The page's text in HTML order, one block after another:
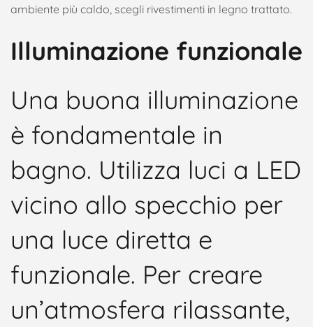
ambiente più caldo, scegli rivestimenti in legno trattato.
Illuminazione funzionale
Una buona illuminazione
è fondamentale in
bagno. Utilizza luci a LED
vicino allo specchio per
una luce diretta e
funzionale. Per creare
un’atmosfera rilassante,